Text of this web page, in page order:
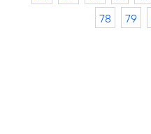
78
79